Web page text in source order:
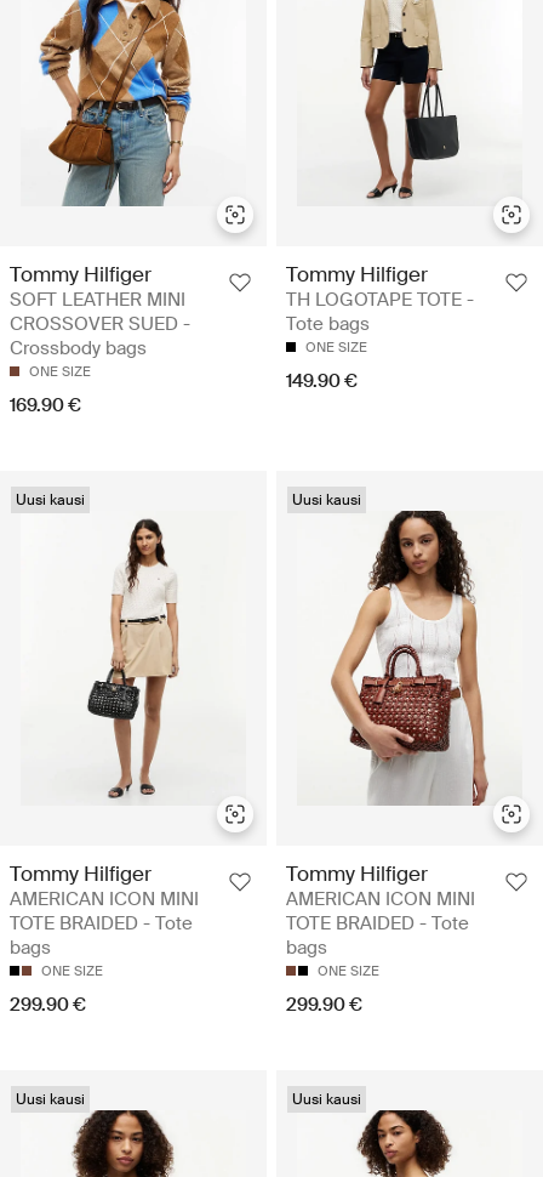
Tommy Hilfiger
SOFT LEATHER MINI
CROSSOVER SUED -
Crossbody bags
ONE SIZE
169.90 €
Tommy Hilfiger
TH LOGOTAPE TOTE -
Tote bags
ONE SIZE
149.90 €
Uusi kausi
Tommy Hilfiger
AMERICAN ICON MINI
TOTE BRAIDED - Tote
bags
ONE SIZE
299.90 €
Uusi kausi
Tommy Hilfiger
AMERICAN ICON MINI
TOTE BRAIDED - Tote
bags
ONE SIZE
299.90 €
Uusi kausi Uusi kausi